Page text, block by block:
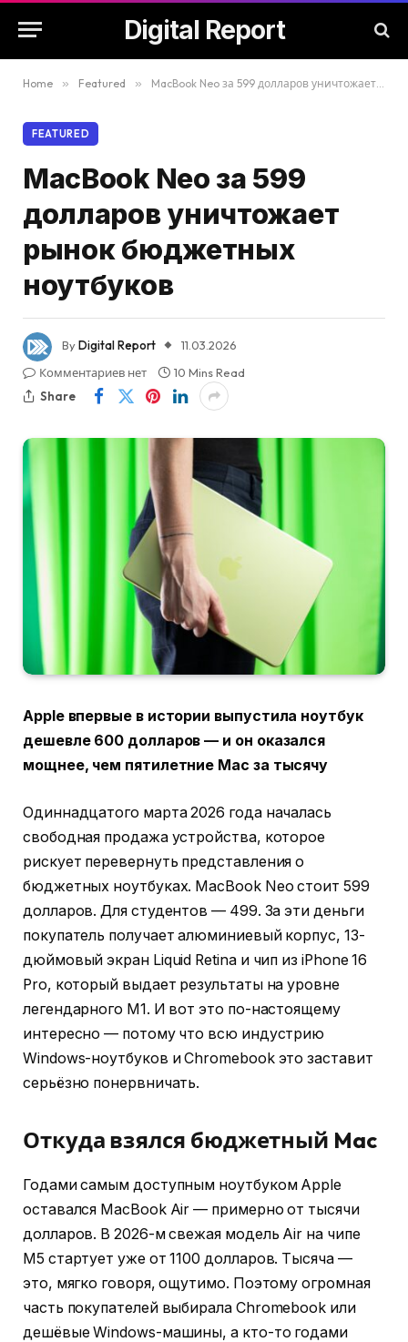
Digital Report
Home » Featured » MacBook Neo за 599 долларов уничтожает рынок бюджетных ноутбуков
FEATURED
MacBook Neo за 599
долларов уничтожает
рынок бюджетных
ноутбуков
ByDigital Report
11.03.2026
Комментариев нет
10 Mins Read
Share
Apple впервые в истории выпустила ноутбук
дешевле 600 долларов — и он оказался
мощнее, чем пятилетние Mac за тысячу
Одиннадцатого марта 2026 года началась
свободная продажа устройства, которое
рискует перевернуть представления о
бюджетных ноутбуках. MacBook Neo стоит 599
долларов. Для студентов — 499. За эти деньги
покупатель получает алюминиевый корпус, 13-
дюймовый экран Liquid Retina и чип из iPhone 16
Pro, который выдает результаты на уровне
легендарного M1. И вот это по-настоящему
интересно — потому что всю индустрию
Windows-ноутбуков и Chromebook это заставит
серьёзно понервничать.
Откуда взялся бюджетный Mac
Годами самым доступным ноутбуком Apple
оставался MacBook Air — примерно от тысячи
долларов. В 2026-м свежая модель Air на чипе
M5 стартует уже от 1100 долларов. Тысяча —
это, мягко говоря, ощутимо. Поэтому огромная
часть покупателей выбирала Chromebook или
дешёвые Windows-машины, а кто-то годами